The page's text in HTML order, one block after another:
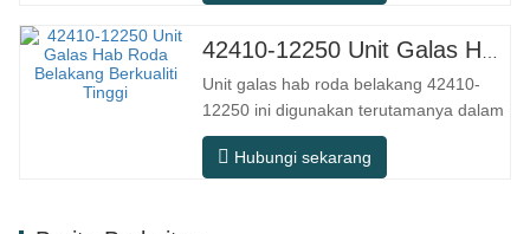
pemanduan jarak jauh, dan keadaan
Nombor OEM. TIDAK.Lain-lain. Aplikasi
513104 F2AC-…
Unit galas hab roda belakang 42410-
12250 ini digunakan terutamanya dalam
sistem gandar belakang model Jepun,
dan tergolong dalam reka bentuk hab
Hubungi sekarang